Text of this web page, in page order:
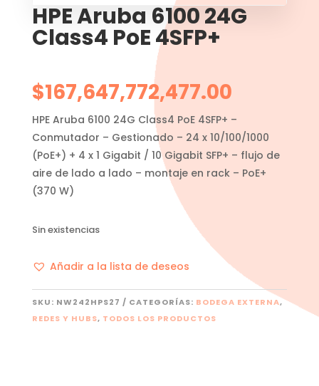
HPE Aruba 6100 24G
Class4 PoE 4SFP+
$167,647,772,477.00
HPE Aruba 6100 24G Class4 PoE 4SFP+ –
Conmutador – Gestionado – 24 x 10/100/1000
(PoE+) + 4 x 1 Gigabit / 10 Gigabit SFP+ – flujo de
aire de lado a lado – montaje en rack – PoE+
(370 W)
Sin existencias
Añadir a la lista de deseos
SKU: NW242HPS27 CATEGORÍAS: BODEGA EXTERNA,
REDES Y HUBS, TODOS LOS PRODUCTOS